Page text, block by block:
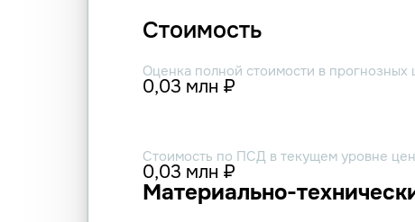
Стоимость
Оценка полной стоимости в прогнозных
0,03 млн ₽
Стоимость по ПСД в текущем уровне цен
0,03 млн ₽
Материально-